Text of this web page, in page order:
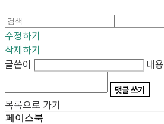
수정하기
삭제하기
글쓴이
내용
댓글 쓰기
목록으로 가기
페이스북